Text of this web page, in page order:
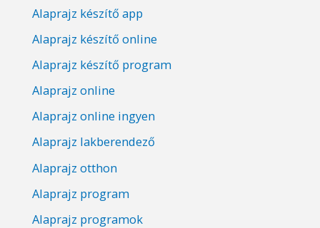
Alaprajz készítő app
Alaprajz készítő online
Alaprajz készítő program
Alaprajz online
Alaprajz online ingyen
Alaprajz lakberendező
Alaprajz otthon
Alaprajz program
Alaprajz programok